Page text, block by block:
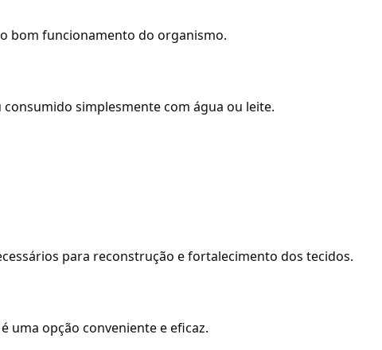
bom funcionamento do organismo.
simplesmente com água ou leite.
para reconstrução e fortalecimento dos tecidos.
uma opção conveniente e eficaz.